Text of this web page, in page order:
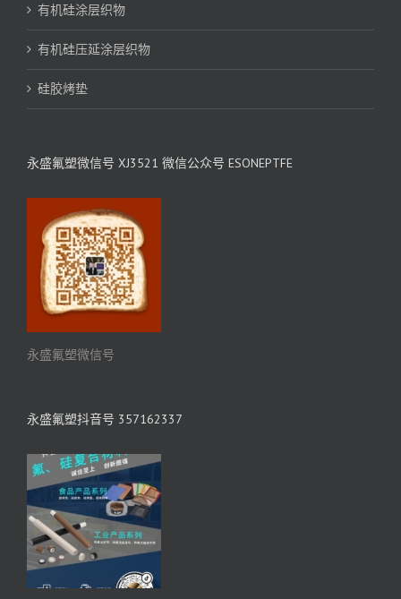
有机硅涂层织物
有机硅压延涂层织物
硅胶烤垫
永盛氟塑微信号 XJ3521 微信公众号 ESONEPTFE
永盛氟塑微信号
永盛氟塑抖音号 357162337